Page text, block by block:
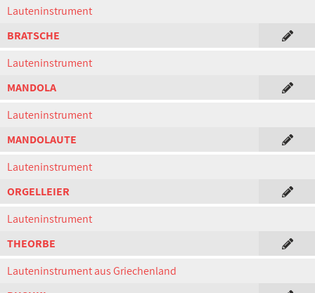
Lauteninstrument
BRATSCHE
Lauteninstrument
MANDOLA
Lauteninstrument
MANDOLAUTE
Lauteninstrument
ORGELLEIER
Lauteninstrument
THEORBE
Lauteninstrument aus Griechenland